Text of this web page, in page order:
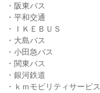
・阪東バス
・平和交通
・ＩＫＥＢＵＳ
・大島バス
・小田急バス
・関東バス
・銀河鉄道
・ｋｍモビリティサービス